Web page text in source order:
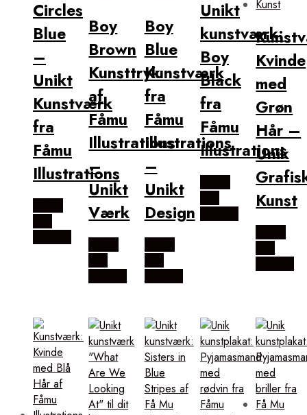
Circles
Blue
–
Unikt
Kunstværk
fra
Fåmu
Illustrations
Boy
Brown
Kunsttryk
af
Fåmu
Illustrations
–
Unikt
Værk
Boy
Blue
Kunstværk
fra
Fåmu
Illustrations
–
Unikt
Design
Unikt
kunstværk:
Boy
Black
fra
Fåmu
Illustrations
Kvinde
med
Grøn
Hår –
Unik
Kunst